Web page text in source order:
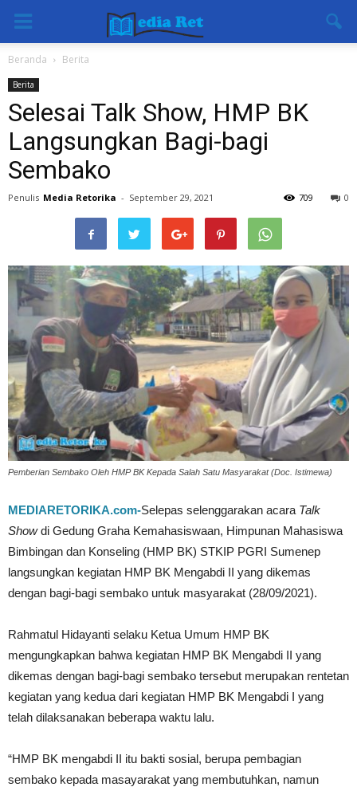
Beranda Berita
Berita
Selesai Talk Show, HMP BK
Langsungkan Bagi-bagi
Sembako
Penulis Media Retorika - September 29, 2021 0
709
Pemberian Sembako Oleh HMP BK Kepada Salah Satu Masyarakat (Doc. Istimewa)
MEDIARETORIKA.com-Selepas selenggarakan acara Talk
Showdi Gedung Graha Kemahasiswaan, Himpunan Mahasiswa
Bimbingan dan Konseling (HMP BK) STKIP PGRI Sumenep
langsungkan kegiatan HMP BK Mengabdi II yang dikemas
dengan bagi-bagi sembako untuk masyarakat (28/09/2021).
Rahmatul Hidayanti selaku Ketua Umum HMP BK
mengungkapkan bahwa kegiatan HMP BK Mengabdi II yang
dikemas dengan bagi-bagi sembako tersebut merupakan rentetan
kegiatan yang kedua dari kegiatan HMP BK Mengabdi I yang
telah dilaksanakan beberapa waktu lalu.
“HMP BK mengabdi II itu bakti sosial, berupa pembagian
sembako kepada masayarakat yang membutuhkan, namun